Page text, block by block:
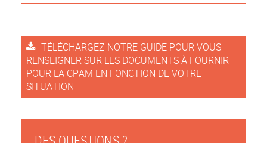
TÉLÉCHARGEZ NOTRE GUIDE POUR VOUS
RENSEIGNER SUR LES DOCUMENTS À FOURNIR
POUR LA CPAM EN FONCTION DE VOTRE
SITUATION